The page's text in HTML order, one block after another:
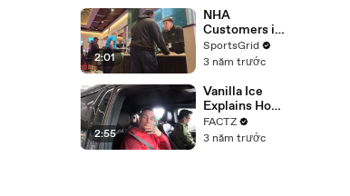
After 146 Day
Strike
2:01
NHA
Customers in
Limbo as
Company
Potential
Merger
SportsGrid
3 năm trước
2:55
Vanilla Ice
Explains How
the 90’s
Shaped
FACTZ
3 năm trước